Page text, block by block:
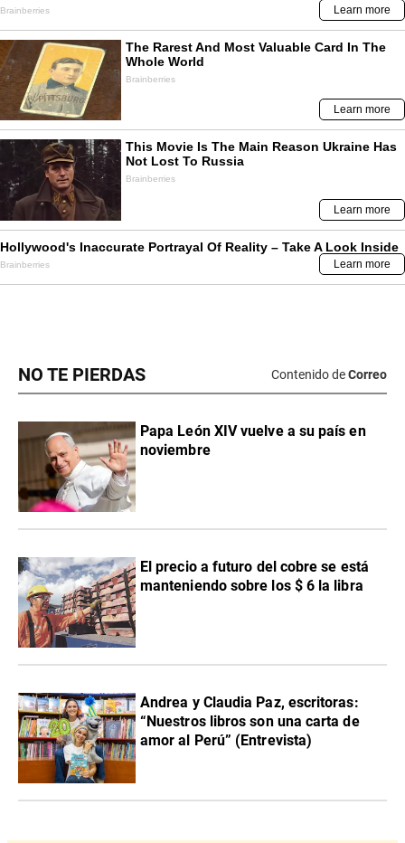
NO TE PIERDAS Contenido deCorreo
Papa León XIV vuelve a su país en
noviembre
El precio a futuro del cobre se está
manteniendo sobre los $ 6 la libra
Andrea y Claudia Paz, escritoras:
“Nuestros libros son una carta de
amor al Perú” (Entrevista)